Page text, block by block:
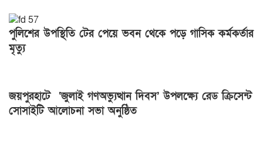
পুলিশের উপস্থিতি টের পেয়ে ভবন থেকে পড়ে গাসিক কর্মকর্তার
মৃত্যু
জয়পুরহাটে ‘জুলাই গণঅভ্যুত্থান দিবস’ উপলক্ষ্যে রেড ক্রিসেন্ট
সোসাইটি আলোচনা সভা অনুষ্ঠিত